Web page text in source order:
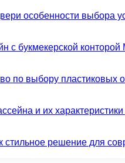
особенности выбора
с букмекерской
по выбору пластиковых
и их
стильное решение для